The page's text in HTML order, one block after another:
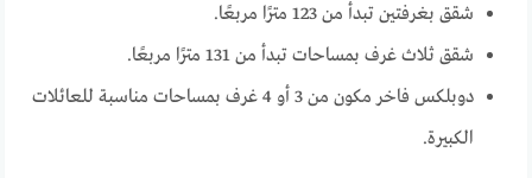
شقق بغرفتين تبدأ من 123 مترًا مربعًا.
شقق ثلاث غرف بمساحات تبدأ من 131 مترًا مربعًا.
دوبلكس فاخر مكون من 3 أو 4 غرف بمساحات مناسبة للعائلات
الكبيرة.